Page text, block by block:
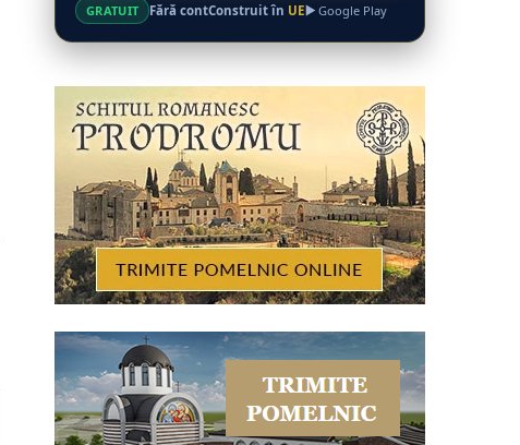
GRATUIT Fără contConstruit în UE Google Play